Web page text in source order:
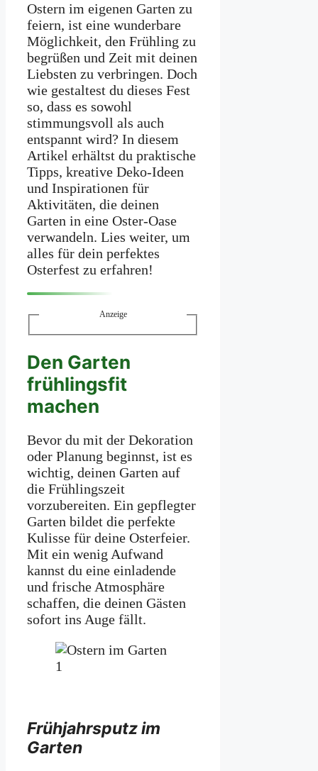
Ostern im eigenen Garten zu
feiern, ist eine wunderbare
Möglichkeit, den Frühling zu
begrüßen und Zeit mit deinen
Liebsten zu verbringen. Doch
wie gestaltest du dieses Fest
so, dass es sowohl
stimmungsvoll als auch
entspannt wird? In diesem
Artikel erhältst du praktische
Tipps, kreative Deko-Ideen
und Inspirationen für
Aktivitäten, die deinen
Garten in eine Oster-Oase
verwandeln. Lies weiter, um
alles für dein perfektes
Osterfest zu erfahren!
Anzeige
Den Garten
frühlingsfit
machen
Bevor du mit der Dekoration
oder Planung beginnst, ist es
wichtig, deinen Garten auf
die Frühlingszeit
vorzubereiten. Ein gepflegter
Garten bildet die perfekte
Kulisse für deine Osterfeier.
Mit ein wenig Aufwand
kannst du eine einladende
und frische Atmosphäre
schaffen, die deinen Gästen
sofort ins Auge fällt.
Frühjahrsputz im
Garten